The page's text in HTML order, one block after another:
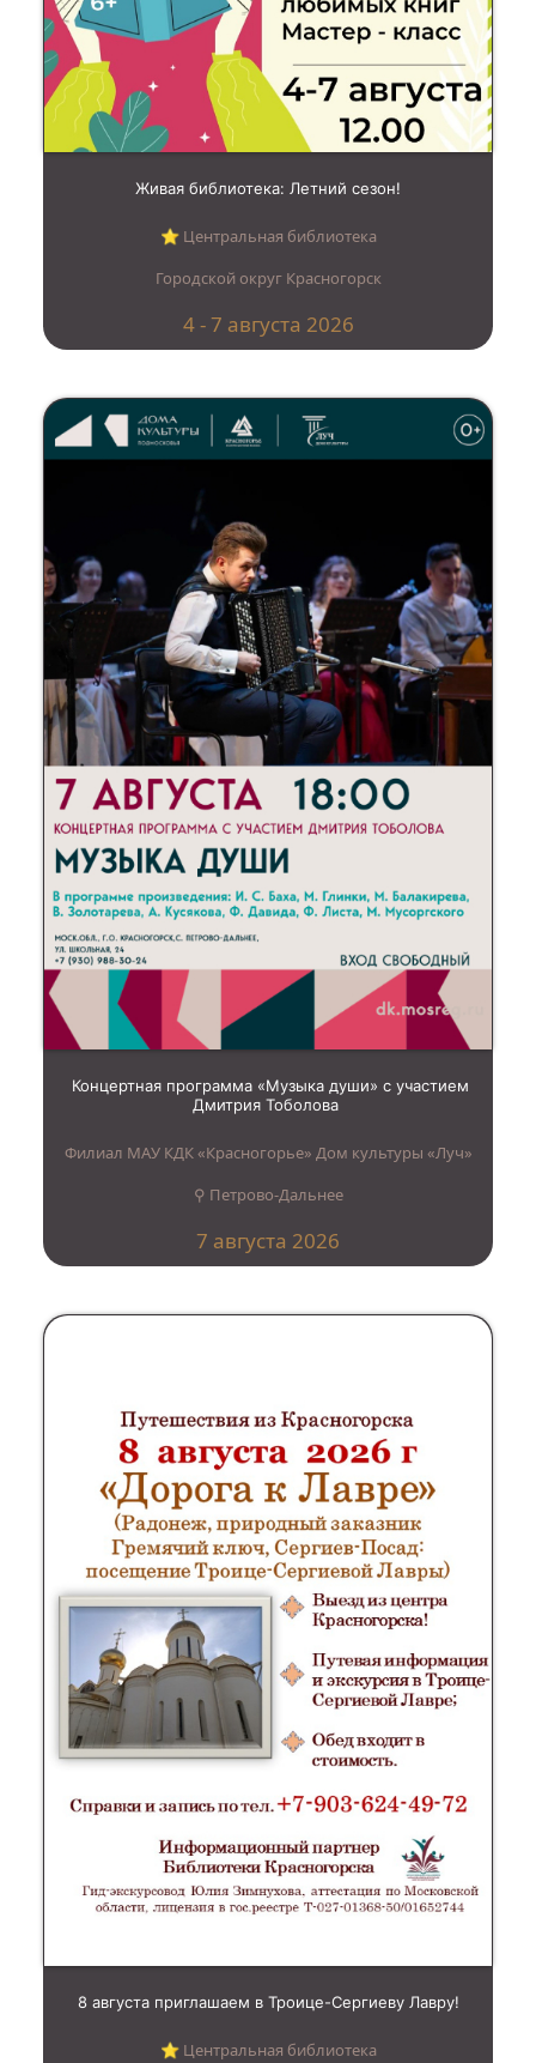
Живая библиотека: Летний сезон!
⭐︎ Центральная библиотека
Городской округ Красногорск
4 - 7 августа 2026
Концертная программа «Музыка души» с участием
Дмитрия Тоболова
Филиал МАУ КДК «Красногорье» Дом культуры «Луч»
⚲ Петрово-Дальнее
7 августа 2026
8 августа приглашаем в Троице-Сергиеву Лавру!
⭐︎ Центральная библиотека